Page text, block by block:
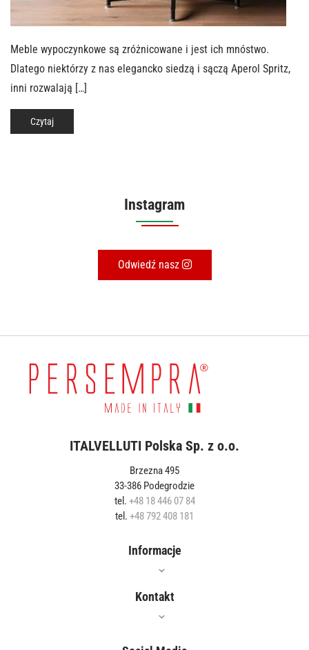
Meble wypoczynkowe są zróżnicowane i jest ich mnóstwo.
Dlatego niektórzy z nas elegancko siedzą i sączą Aperol Spritz,
inni rozwalają […]
Czytaj
Instagram
Odwiedź nasz
ITALVELLUTI Polska Sp. z o.o.
Brzezna 495
33-386 Podegrodzie
tel. +48 18 446 07 84
tel. +48 792 408 181
Informacje
Oferta
Kontakt